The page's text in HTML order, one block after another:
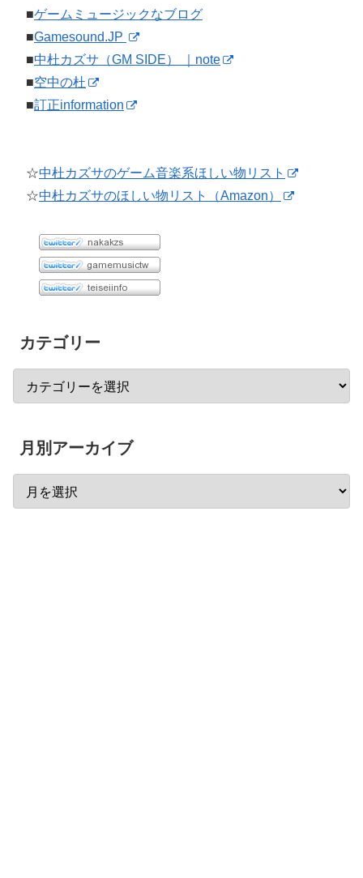
■ゲームミュージックなブログ
■Gamesound.JP
■中杜カズサ（GM SIDE） ｜note
■空中の杜
■訂正information
☆中杜カズサのゲーム音楽系ほしい物リスト
☆中杜カズサのほしい物リスト（Amazon）
カテゴリー
月別アーカイブ